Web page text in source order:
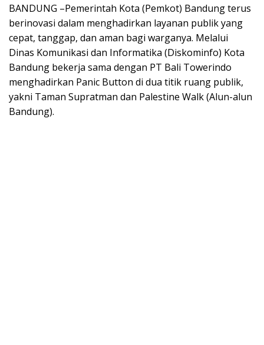
BANDUNG –Pemerintah Kota (Pemkot) Bandung terus
berinovasi dalam menghadirkan layanan publik yang
cepat, tanggap, dan aman bagi warganya. Melalui
Dinas Komunikasi dan Informatika (Diskominfo) Kota
Bandung bekerja sama dengan PT Bali Towerindo
menghadirkan Panic Button di dua titik ruang publik,
yakni Taman Supratman dan Palestine Walk (Alun-alun
Bandung).